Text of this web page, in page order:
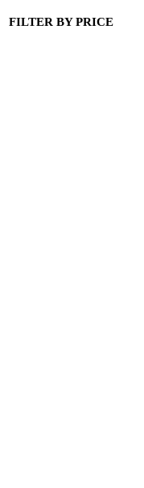
FILTER BY PRICE